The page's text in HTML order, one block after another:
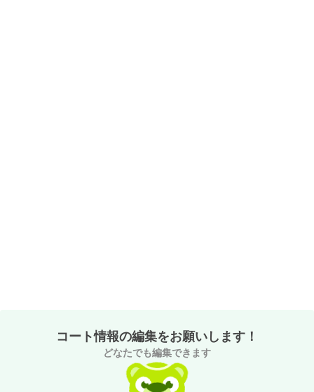
コート情報の編集をお願いします！
どなたでも編集できます